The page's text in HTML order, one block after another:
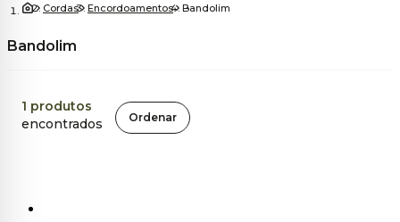
Cordas Encordoamentos Bandolim
Bandolim
1 produtos
encontrados
Ordenar